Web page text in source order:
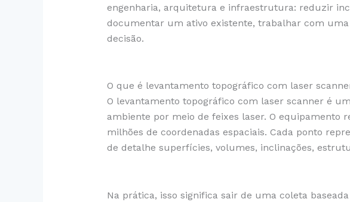
engenharia, arquitetura e infraestrutura: reduzir
documentar um ativo existente, trabalhar com
decisão.
O que é levantamento topográfico com laser
O levantamento topográfico com laser scanner é
ambiente por meio de feixes laser. O equipamento
milhões de coordenadas espaciais. Cada ponto
de detalhe superfícies, volumes, inclinações,
Na prática, isso significa sair de uma coleta